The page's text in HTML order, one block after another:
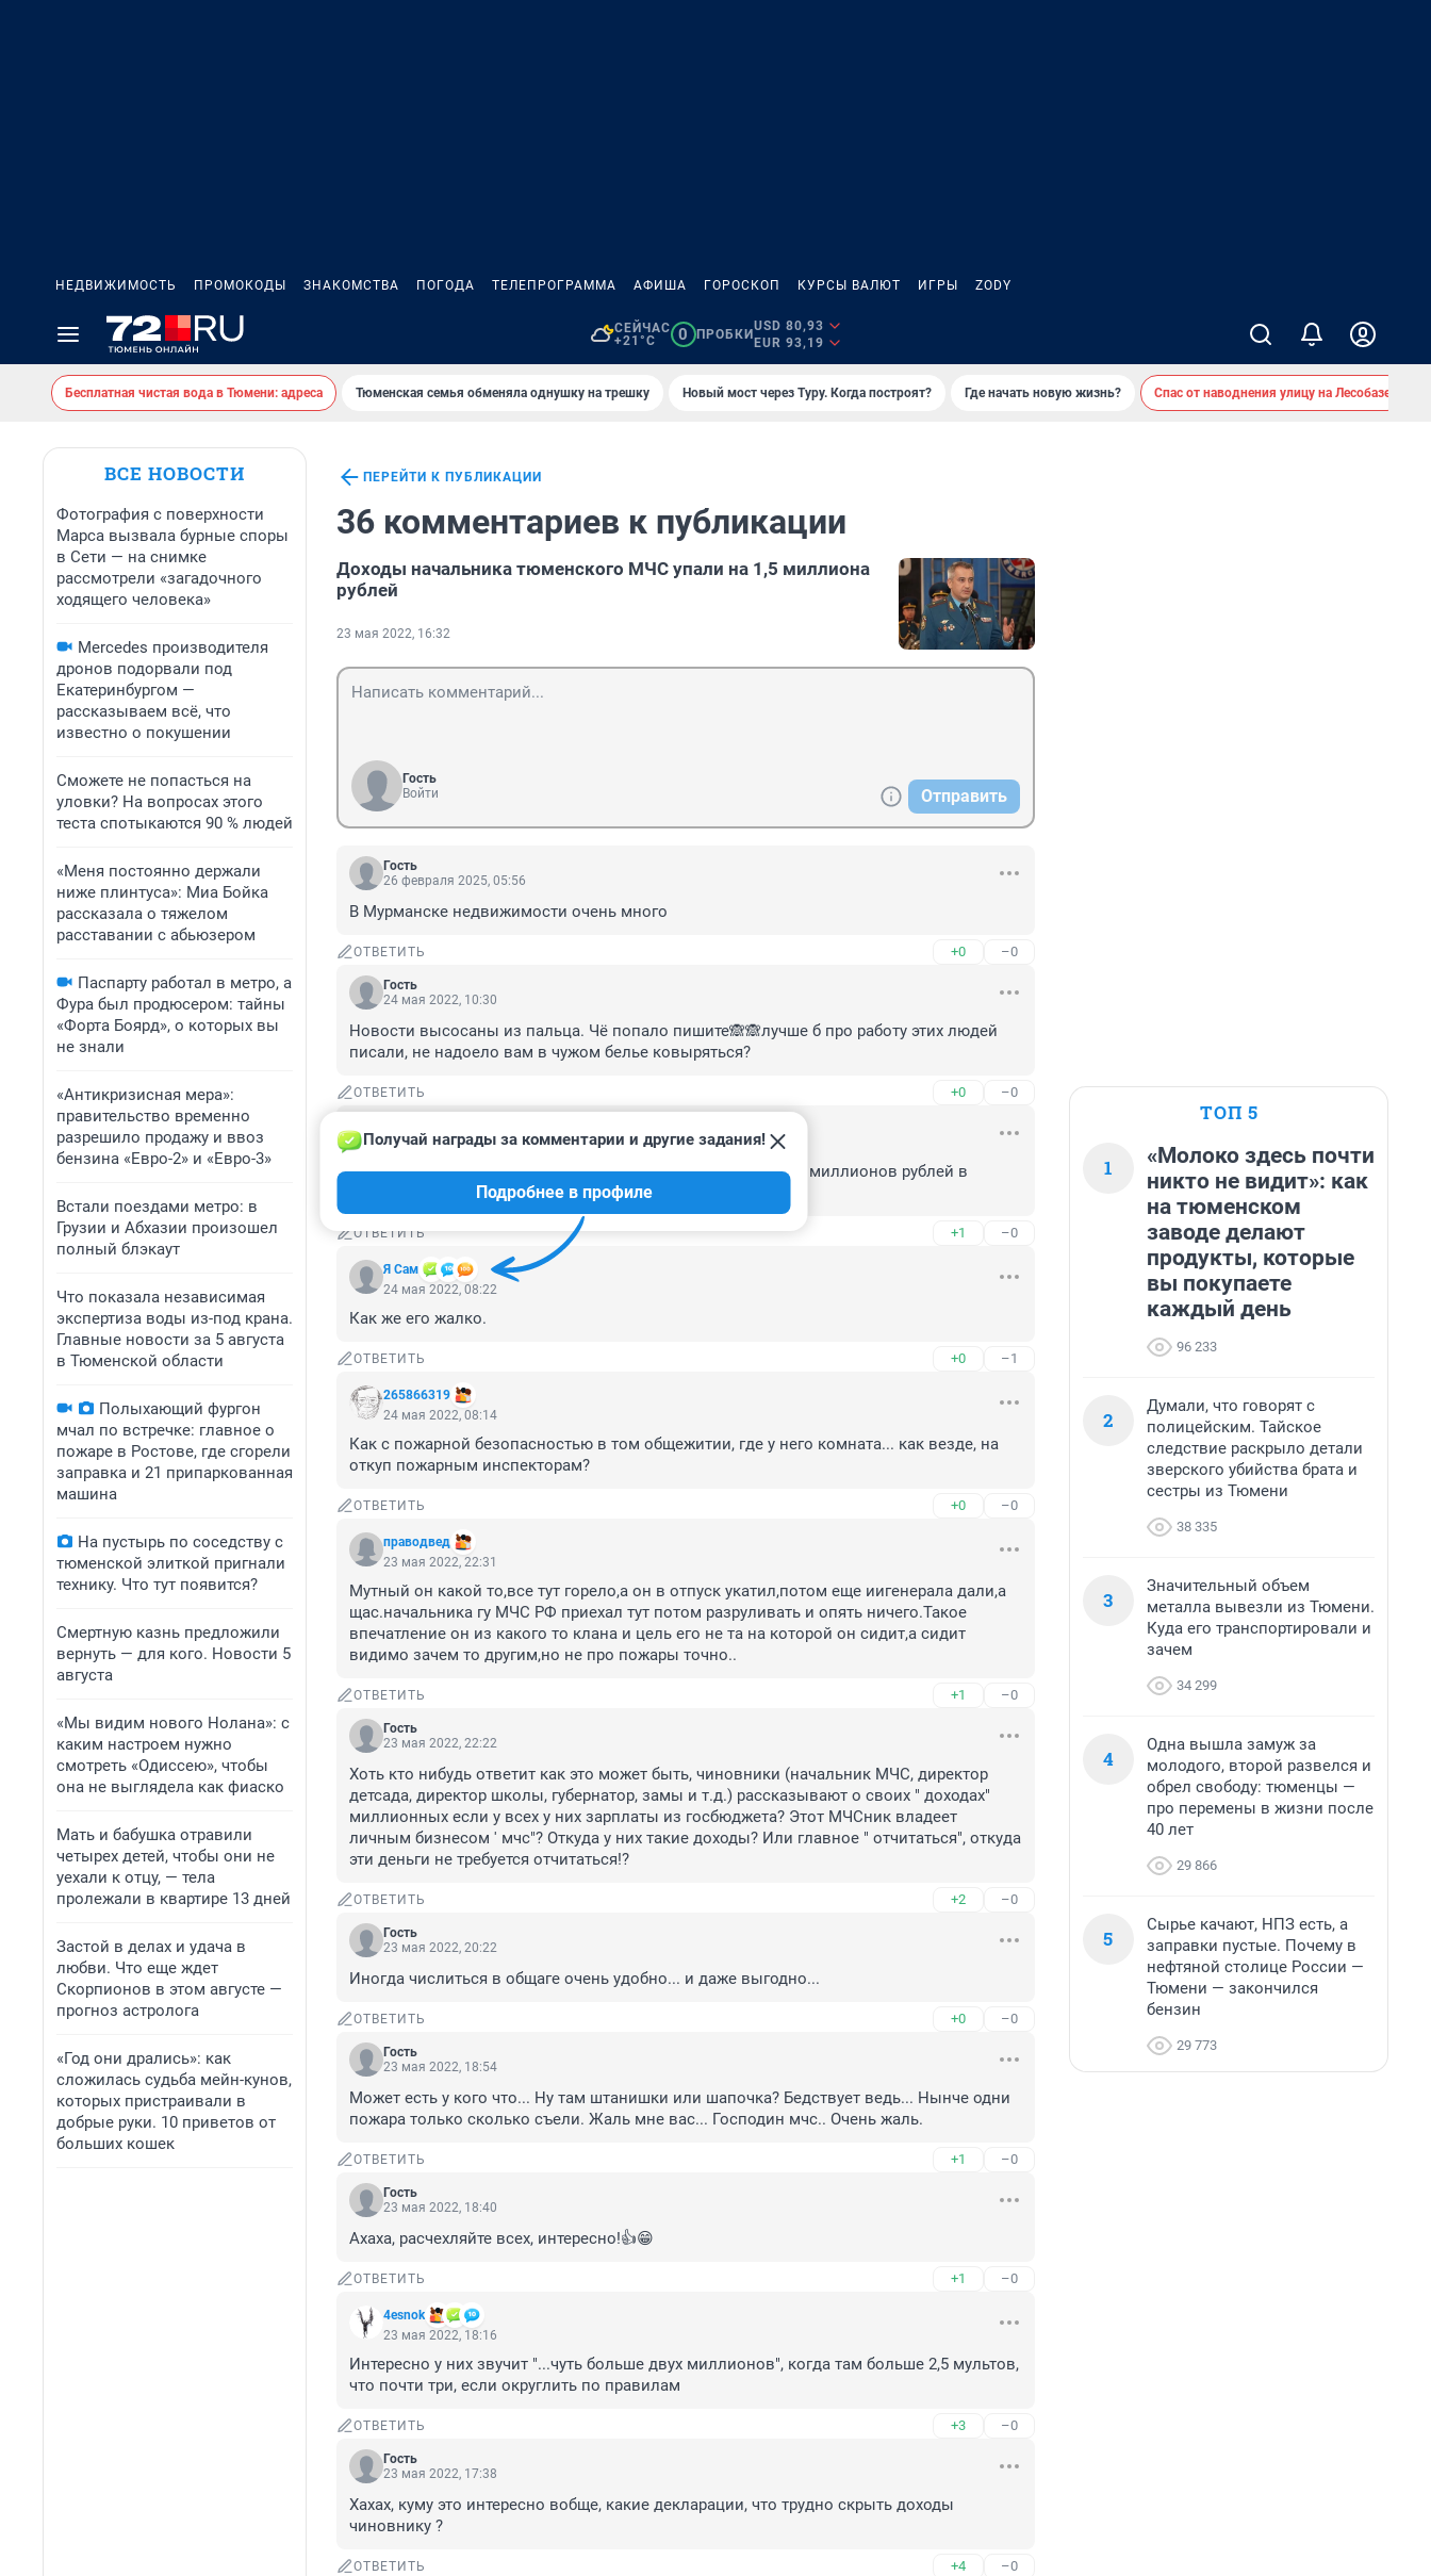
НЕДВИЖИМОСТЬ ПРОМОКОДЫ ЗНАКОМСТВА ПОГОДА ТЕЛЕПРОГРАММА АФИША ГОРОСКОП КУРСЫ ВАЛЮТ ИГРЫ ZODY
СЕЙЧАС
+21°C
0 ПРОБКИ
USD 80,93
EUR 93,19
Бесплатная чистая вода в Тюмени: адреса Тюменская семья обменяла однушку на трешку Новый мост через Туру. Когда построят? Где начать новую жизнь? Спас от наводнения улицу на Лесобазе
ВСЕ НОВОСТИ
Фотография с поверхности
Марса вызвала бурные споры
в Сети — на снимке
рассмотрели «загадочного
ходящего человека»
Mercedes производителя
дронов подорвали под
Екатеринбургом —
рассказываем всё, что
известно о покушении
Сможете не попасться на
уловки? На вопросах этого
теста спотыкаются 90 % людей
«Меня постоянно держали
ниже плинтуса»: Миа Бойка
рассказала о тяжелом
расставании с абьюзером
Паспарту работал в метро, а
Фура был продюсером: тайны
«Форта Боярд», о которых вы
не знали
«Антикризисная мера»:
правительство временно
разрешило продажу и ввоз
бензина «Евро-2» и «Евро-3»
Встали поездами метро: в
Грузии и Абхазии произошел
полный блэкаут
Что показала независимая
экспертиза воды из-под крана.
Главные новости за 5 августа
в Тюменской области
Полыхающий фургон
мчал по встречке: главное о
пожаре в Ростове, где сгорели
заправка и 21 припаркованная
машина
На пустырь по соседству с
тюменской элиткой пригнали
технику. Что тут появится?
Смертную казнь предложили
вернуть — для кого. Новости 5
августа
«Мы видим нового Нолана»: с
каким настроем нужно
смотреть «Одиссею», чтобы
она не выглядела как фиаско
Мать и бабушка отравили
четырех детей, чтобы они не
уехали к отцу, — тела
пролежали в квартире 13 дней
Застой в делах и удача в
любви. Что еще ждет
Скорпионов в этом августе —
прогноз астролога
«Год они дрались»: как
сложилась судьба мейн-кунов,
которых пристраивали в
добрые руки. 10 приветов от
больших кошек
ПЕРЕЙТИ К ПУБЛИКАЦИИ
36 комментариев к публикации
Доходы начальника тюменского МЧС упали на 1,5 миллиона
рублей
23 мая 2022, 16:32
Гость
Войти
Отправить
Гость
26 февраля 2025, 05:56
В Мурманске недвижимости очень много
ОТВЕТИТЬ +0 –0
Гость
24 мая 2022, 10:30
Новости высосаны из пальца. Чё попало пишите🙈🙈лучше б про работу этих людей
писали, не надоело вам в чужом белье ковыряться?
ОТВЕТИТЬ +0 –0
24 мая 2022, 08:55
Зарплата председателя ямальского избиркома - около трёх миллионов рублей в
месяц. Но у него хоть явка по округу больше 100%.
ОТВЕТИТЬ +1 –0
Я Сам
Получай награды за комментарии и другие задания!
Подробнее в профиле
24 мая 2022, 08:22
Как же его жалко.
ОТВЕТИТЬ +0 –1
265866319
24 мая 2022, 08:14
Как с пожарной безопасностью в том общежитии, где у него комната... как везде, на
откуп пожарным инспекторам?
ОТВЕТИТЬ +0 –0
праводвед
23 мая 2022, 22:31
Мутный он какой то,все тут горело,а он в отпуск укатил,потом еще иигенерала дали,а
щас.начальника гу МЧС РФ приехал тут потом разруливать и опять ничего.Такое
впечатление он из какого то клана и цель его не та на которой он сидит,а сидит
видимо зачем то другим,но не про пожары точно..
ОТВЕТИТЬ +1 –0
Гость
23 мая 2022, 22:22
Хоть кто нибудь ответит как это может быть, чиновники (начальник МЧС, директор
детсада, директор школы, губернатор, замы и т.д.) рассказывают о своих " доходах"
миллионных если у всех у них зарплаты из госбюджета? Этот МЧСник владеет
личным бизнесом ' мчс"? Откуда у них такие доходы? Или главное " отчитаться", откуда
эти деньги не требуется отчитаться!?
ОТВЕТИТЬ +2 –0
Гость
23 мая 2022, 20:22
Иногда числиться в общаге очень удобно... и даже выгодно...
ОТВЕТИТЬ +0 –0
Гость
23 мая 2022, 18:54
Может есть у кого что... Ну там штанишки или шапочка? Бедствует ведь... Нынче одни
пожара только сколько съели. Жаль мне вас... Господин мчс.. Очень жаль.
ОТВЕТИТЬ +1 –0
Гость
23 мая 2022, 18:40
Ахаха, расчехляйте всех, интересно!👍😁
ОТВЕТИТЬ +1 –0
4esnok
23 мая 2022, 18:16
Интересно у них звучит "...чуть больше двух миллионов", когда там больше 2,5 мультов,
что почти три, если округлить по правилам
ОТВЕТИТЬ +3 –0
Гость
23 мая 2022, 17:38
Хахах, куму это интересно вобще, какие декларации, что трудно скрыть доходы
чиновнику ?
ОТВЕТИТЬ +4 –0
ТОП 5
1
«Молоко здесь почти
никто не видит»: как
на тюменском
заводе делают
продукты, которые
вы покупаете
каждый день
96 233
2
Думали, что говорят с
полицейским. Тайское
следствие раскрыло детали
зверского убийства брата и
сестры из Тюмени
38 335
3
Значительный объем
металла вывезли из Тюмени.
Куда его транспортировали и
зачем
34 299
4
Одна вышла замуж за
молодого, второй развелся и
обрел свободу: тюменцы —
про перемены в жизни после
40 лет
29 866
5
Сырье качают, НПЗ есть, а
заправки пустые. Почему в
нефтяной столице России —
Тюмени — закончился
бензин
29 773